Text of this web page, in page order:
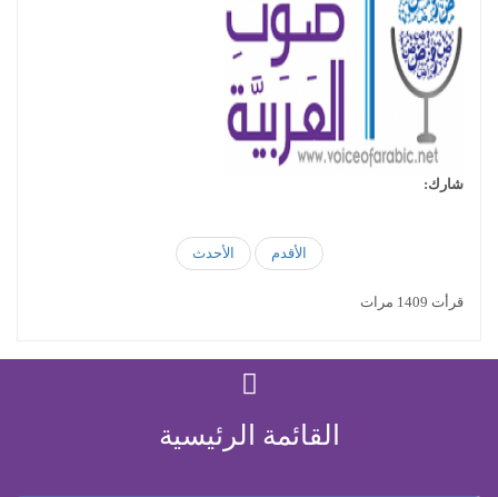
شارك:
الأقدم الأحدث
قرأت 1409 مرات
القائمة الرئيسية